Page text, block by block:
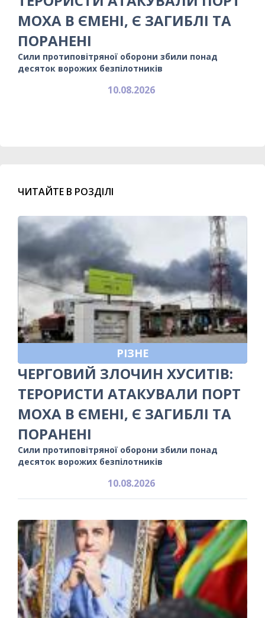
МОХА В ЄМЕНІ, Є ЗАГИБЛІ ТА
ПОРАНЕНІ
Сили протиповітряної оборони збили понад
десяток ворожих безпілотників
10.08.2026
ЧИТАЙТЕ В РОЗДІЛІ
РІЗНЕ
ЧЕРГОВИЙ ЗЛОЧИН ХУСИТІВ:
ТЕРОРИСТИ АТАКУВАЛИ ПОРТ
МОХА В ЄМЕНІ, Є ЗАГИБЛІ ТА
ПОРАНЕНІ
Сили протиповітряної оборони збили понад
десяток ворожих безпілотників
10.08.2026